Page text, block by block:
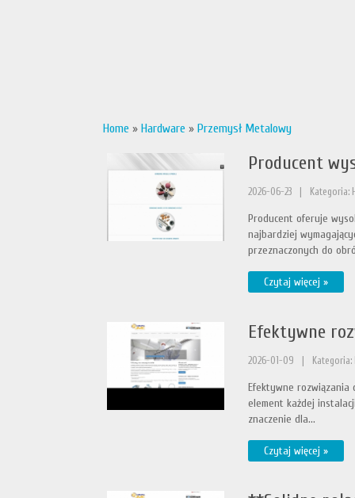
Home » Hardware » Przemysł Metalowy
Producent
2026-06-23 Kategoria:
Producent oferuje
najbardziej
przeznaczonych do
Czytaj więcej »
Efektywne
2026-01-09
Efektywne rozwiązania
element każdej
znaczenie dla...
Czytaj więcej »